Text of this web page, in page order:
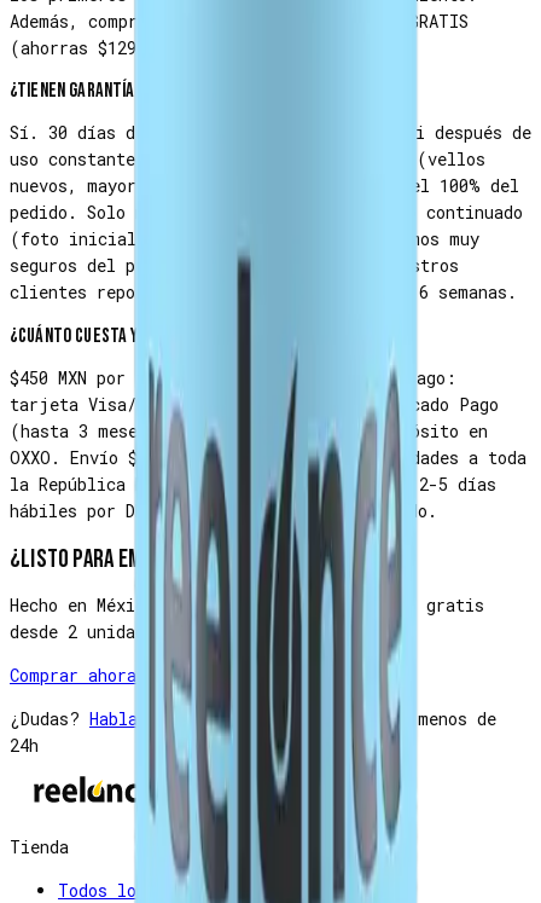
Además, comprando 2 unidades el envío es GRATIS
(ahorras $129 MXN).
¿Tienen garantía si no me funciona?
Sí. 30 días de garantía de satisfacción. Si después de
uso constante diario no ves ningún cambio (vellos
nuevos, mayor densidad), te reembolsamos el 100% del
pedido. Solo necesitamos evidencia del uso continuado
(foto inicial + foto a los 30 días). Estamos muy
seguros del producto — más del 90% de nuestros
clientes reportan mejoras en las primeras 6 semanas.
¿Cuánto cuesta y cómo lo pago?
$450 MXN por frasco de 60 ml. Métodos de pago:
tarjeta Visa/Mastercard/Amex, PayPal, Mercado Pago
(hasta 3 meses sin intereses), SPEI o depósito en
OXXO. Envío $129 MXN o GRATIS desde 2 unidades a toda
la República Mexicana. Tiempo de entrega: 2-5 días
hábiles por DHL/FedEx con tracking incluido.
¿Listo para empezar?
Hecho en México · Garantía 30 días · Envío gratis
desde 2 unidades
Comprar ahora — $450
¿Dudas? Habla por WhatsApp
· respuesta en menos de
24h
Tienda
Todos los productos